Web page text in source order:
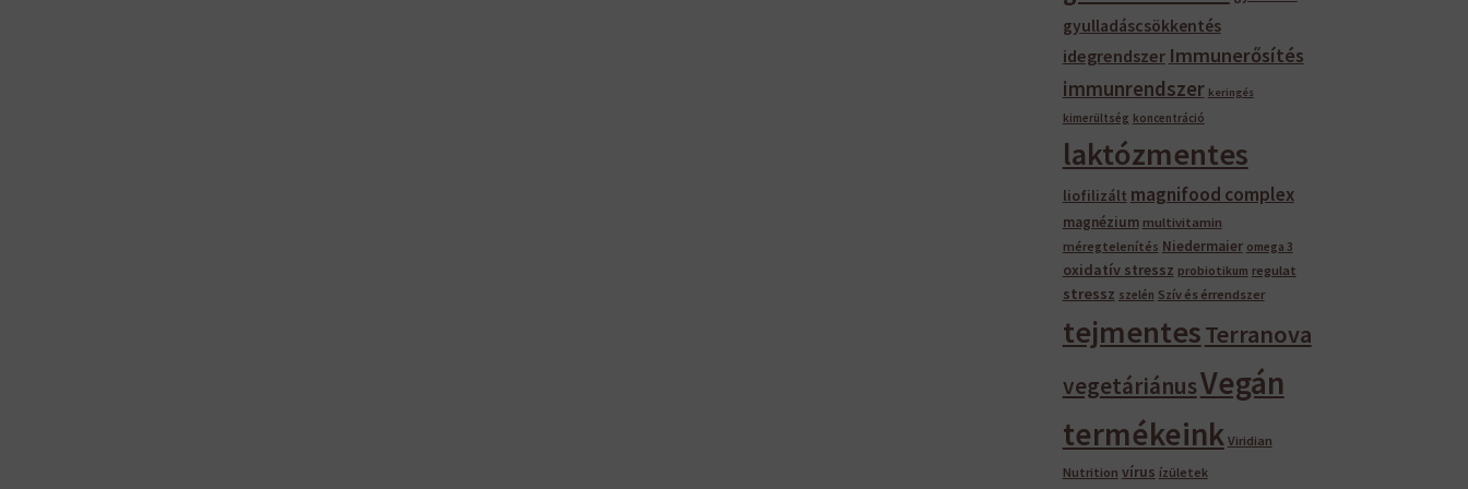
gyulladáscsökkentés
idegrendszer Immunerősítés
immunrendszer keringés
kimerültség koncentráció
laktózmentes
liofilizált magnifood complex
magnézium multivitamin
méregtelenítés Niedermaier omega 3
oxidatív stressz probiotikum regulat
stressz szelén Szív és érrendszer
tejmentesTerranova
vegetáriánusVegán
termékeink Viridian
Nutrition vírus ízületek